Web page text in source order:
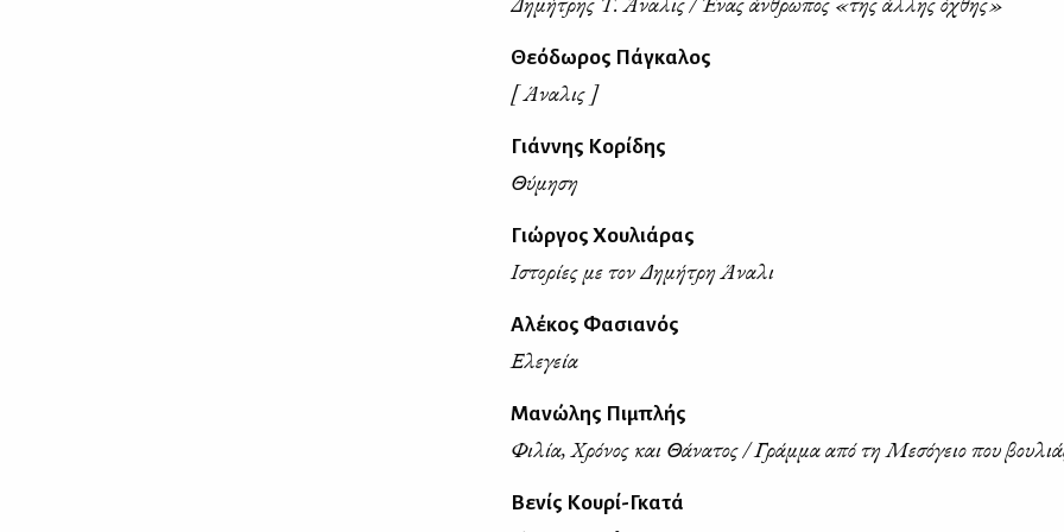
Θεόδωρος Πάγκαλος
[ Άναλις ]
Γιάννης Κορίδης
Θύμηση
Γιώργος Χουλιάρας
Ιστορίες με τον Δημήτρη Άναλι
Αλέκος Φασιανός
Ελεγεία
Μανώλης Πιμπλής
Φιλία, Χρόνος και Θάνατος / Γράμμα από τη Μεσόγειο που
Βενίς Κουρί-Γκατά